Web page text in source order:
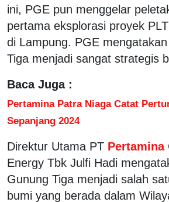
ini, PGE pun menggelar
pertama eksplorasi proyek
di Lampung. PGE
Tiga menjadi sangat strategis
Baca Juga :
Pertamina Patra Niaga Catat
Sepanjang 2024
Direktur Utama PT Pertamina
Energy Tbk Julfi Hadi
Gunung Tiga menjadi salah
bumi yang berada dalam